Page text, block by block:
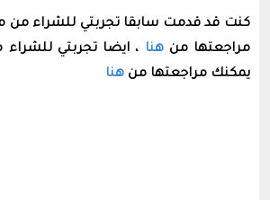
مراجعتها منهنا
يمكنك مراجعتها من هنا